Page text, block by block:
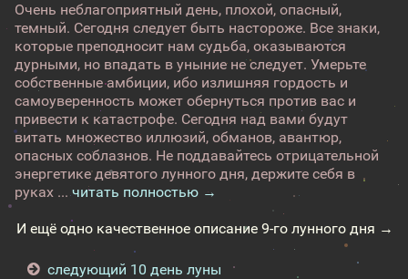
Очень неблагоприятный день, плохой, опасный,
темный. Сегодня следует быть настороже. Все знаки,
которые преподносит нам судьба, оказываются
дурными, но впадать в уныние не следует. Умерьте
собственные амбиции, ибо излишняя гордость и
самоуверенность может обернуться против вас и
привести к катастрофе. Сегодня над вами будут
витать множество иллюзий, обманов, авантюр,
опасных соблазнов. Не поддавайтесь отрицательной
энергетике девятого лунного дня, держите себя в
руках ...читать полностью →
И ещё одно качественное описание 9-го лунного дня →
следующий 10 день луны